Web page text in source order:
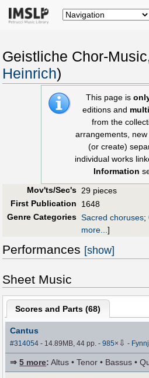
Geistliche Chor-
Heinrich)
This page is
editions and
from the
arrangements,
(or create)
individual works
Information
Mov'ts/Sec's 29 pieces
First Publication
1648
Genre Categories Sacred choruses;
more...]
Performances [show]
Sheet Music
Scores and Parts (68)
Cantus
#314054 - 14.89MB, 44 pp.-985× ⇩ -
⇒5 more: Altus • Tenor • Bassus •